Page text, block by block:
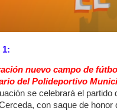
1:
nuevo campo de
del Polideportivo
se celebrará el partido
con saque de